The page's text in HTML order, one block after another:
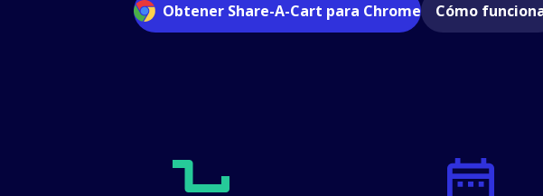
Obtener Share-A-Cart para Chrome Cómo